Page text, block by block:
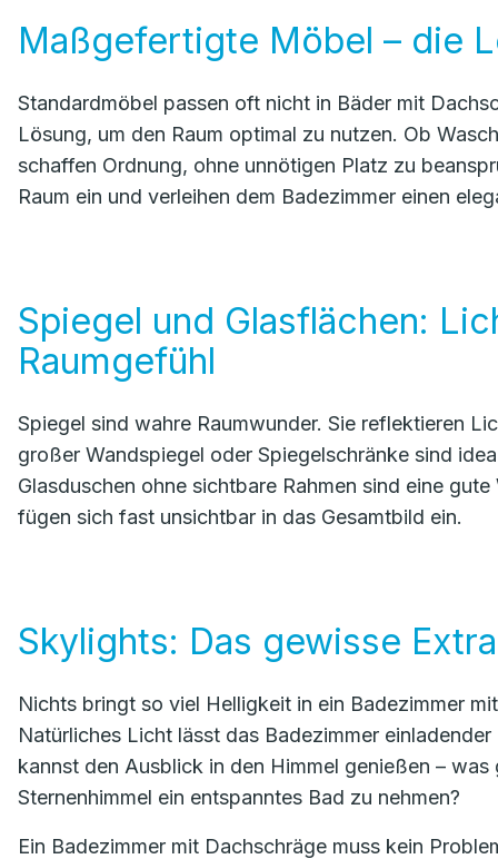
Maßgefertigte Möbel – die
Standardmöbel passen oft nicht in Bäder mit
Lösung, um den Raum optimal zu nutzen. Ob
schaffen Ordnung, ohne unnötigen Platz zu
Raum ein und verleihen dem Badezimmer einen
Spiegel und Glasflächen:
Raumgefühl
Spiegel sind wahre Raumwunder. Sie reflektieren
großer Wandspiegel oder Spiegelschränke sind
Glasduschen ohne sichtbare Rahmen sind eine
fügen sich fast unsichtbar in das Gesamtbild ein.
Skylights: Das gewisse
Nichts bringt so viel Helligkeit in ein Badezimmer
Natürliches Licht lässt das Badezimmer
kannst den Ausblick in den Himmel genießen –
Sternenhimmel ein entspanntes Bad zu nehmen?
Ein Badezimmer mit Dachschräge muss kein